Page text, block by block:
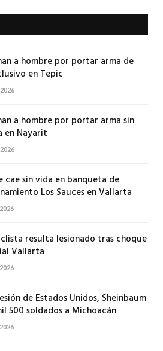
a hombre por portar arma de
en Tepic
a hombre por portar arma sin
en Nayarit
cae sin vida en banqueta de
Los Sauces en Vallarta
resulta lesionado tras choque
Vallarta
de Estados Unidos, Sheinbaum
500 soldados a Michoacán